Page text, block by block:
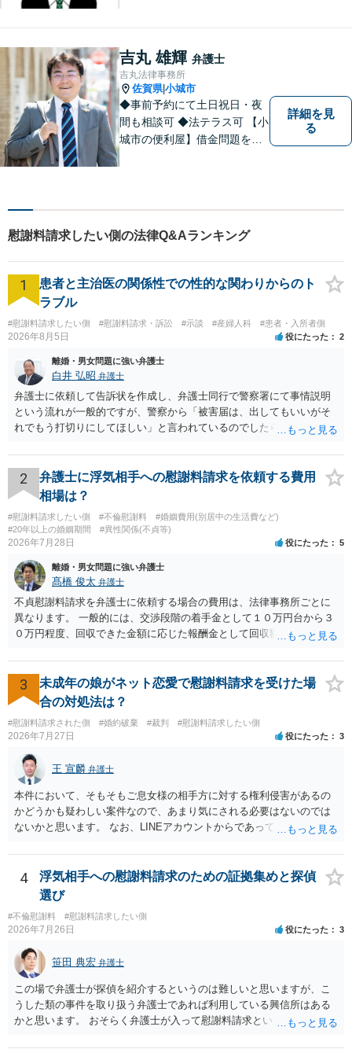
い丁寧にサポートいたしま
す。どんな些細なことでも構
いません。お気軽にご相談く
ださい【完全個室】
吉丸 雄輝 弁護士
吉丸法律事務所
佐賀県|小城市
◆事前予約にて土日祝日・夜
間も相談可 ◆法テラス可 【小
城市の便利屋】借金問題を中
詳細を見
る
慰謝料請求したい側の法律Q&Aランキング
1
患者と主治医の関係性での性的な関わりからのト
ラブル
#慰謝料請求したい側 #慰謝料請求・訴訟 #示談 #産婦人科 #患者・入所者側
2026年8月5日 役にたった 2
離婚・男女問題に強い弁護士
白井 弘昭 弁護士
弁護士に依頼して告訴状を作成し、弁護士同行で警察署にて事情説明
という流れが一般的ですが、警察から「被害届は、出してもいいがそ
れでもう打切りにしてほしい」と言われているのでしたら、あまり結
検察庁に訴えるのもありかもしれないですが、実際に捜査をするの
は、結局所轄だと思われますので、やはり結論は変わらないかもしれ
ないです。 一度、最寄りの「刑事に強い」とうたっている弁護士に相
談してみてはいかがでしょうか。 以上、ご参考まで。
2
弁護士に浮気相手への慰謝料請求を依頼する費用
相場は？
#慰謝料請求したい側 #不倫慰謝料
#婚姻費用(別居中の生活費など)
#20年以上の婚姻期間
#異性関係(不貞等)
2026年7月28日 役にたった 5
離婚・男女問題に強い弁護士
髙橋 俊太 弁護士
不貞慰謝料請求を弁護士に依頼する場合の費用は、法律事務所ごとに
異なります。 一般的には、交渉段階の着手金として１０万円台から３
０万円程度、回収できた金額に応じた報酬金として回収額の１０％か
には、追加着手金や日当、実費が発生することもあります。 もっと
も、証拠が十分にあるか、相手方の住所・勤務先が分かるか、慰謝料
額、離婚の有無、交渉で終わるか訴訟まで見込むかによって、費用は
変わり得ます。依頼前に、交渉だけの場合、訴訟になった場合、回収
できなかった場合の費用を確認しておくとよいでしょう。 弁護士選び
では、不貞慰謝料案件の経験が相応にあるか、費用体系が明確か、見
通しを過度に楽観的に言い過ぎないか、質問に具体的に答えてくれる
か、連絡方法（メール、電話、弁護士直接か事務局員を介するかな
ど）や対応スピードが合うかを確認するとよいと思います。いずれに
しましても、弁護士への相談・依頼にあたっては、証拠資料、夫と相
手方の関係、相手方の氏名・住所等、夫婦関係への影響、離婚予定の
有無など事実関係をよく整理して相談されることをお勧めいたしま
す。
3
未成年の娘がネット恋愛で慰謝料請求を受けた場
合の対処法は？
#慰謝料請求された側 #婚約破棄 #裁判 #慰謝料請求したい側
2026年7月27日 役にたった 3
王 宣麟 弁護士
本件において、そもそもご息女様の相手方に対する権利侵害があるの
かどうかも疑わしい案件なので、あまり気にされる必要はないのでは
ないかと思います。 なお、LINEアカウントからであっても、そこに紐
るパターンはありえるものの、本件のような精神的損害が発生したと
明確にいえないような案件において開示がなされる可能性も低いので
はないかと推察します。
4
浮気相手への慰謝料請求のための証拠集めと探偵
選び
#不倫慰謝料 #慰謝料請求したい側
2026年7月26日 役にたった 3
笹田 典宏 弁護士
この場で弁護士が探偵を紹介するというのは難しいと思いますが、こ
うした類の事件を取り扱う弁護士であれば利用している興信所はある
かと思います。 おそらく弁護士が入って慰謝料請求という流れになる
めします。